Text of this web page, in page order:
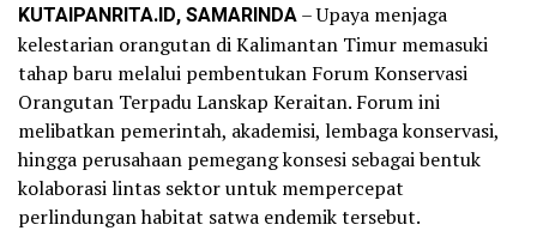
KUTAIPANRITA.ID, SAMARINDA– Upaya menjaga
kelestarian orangutan di Kalimantan Timur memasuki
tahap baru melalui pembentukan Forum Konservasi
Orangutan Terpadu Lanskap Keraitan. Forum ini
melibatkan pemerintah, akademisi, lembaga konservasi,
hingga perusahaan pemegang konsesi sebagai bentuk
kolaborasi lintas sektor untuk mempercepat
perlindungan habitat satwa endemik tersebut.